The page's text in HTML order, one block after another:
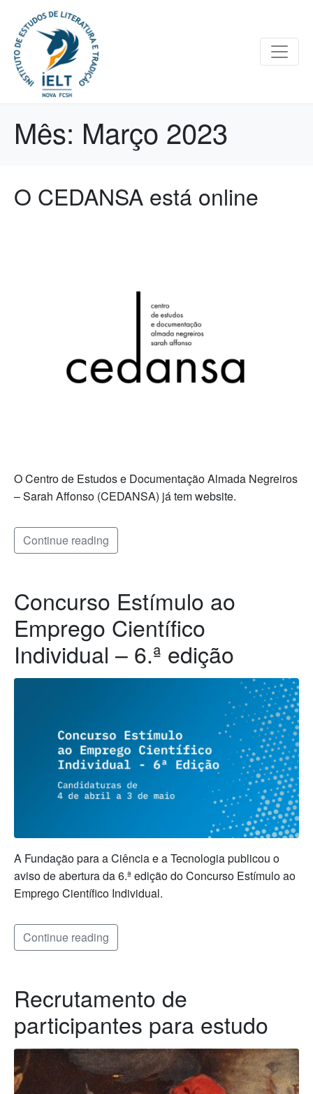
Mês: Março 2023
O CEDANSA está online
O Centro de Estudos e Documentação Almada Negreiros
– Sarah Affonso (CEDANSA) já tem website.
Continue reading
Concurso Estímulo ao
Emprego Científico
Individual – 6.ª edição
A Fundação para a Ciência e a Tecnologia publicou o
aviso de abertura da 6.ª edição do Concurso Estímulo ao
Emprego Científico Individual.
Continue reading
Recrutamento de
participantes para estudo